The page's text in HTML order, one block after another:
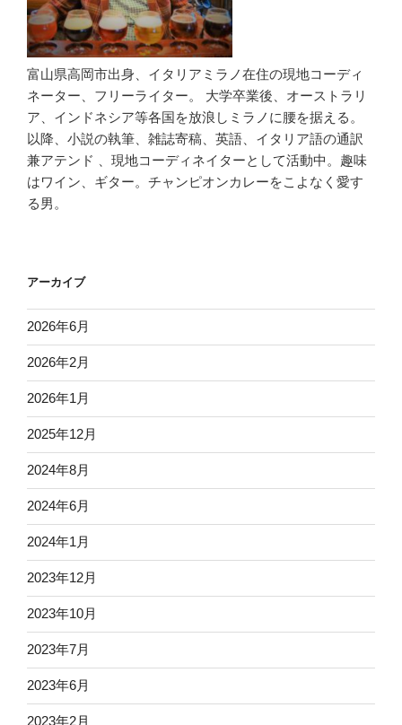
富山県高岡市出身、イタリアミラノ在住の現地コーディ
ネーター、フリーライター。 大学卒業後、オーストラリ
ア、インドネシア等各国を放浪しミラノに腰を据える。
以降、小説の執筆、雑誌寄稿、英語、イタリア語の通訳
兼アテンド 、現地コーディネイターとして活動中。趣味
はワイン、ギター。チャンピオンカレーをこよなく愛す
る男。
アーカイブ
2026年6月
2026年2月
2026年1月
2025年12月
2024年8月
2024年6月
2024年1月
2023年12月
2023年10月
2023年7月
2023年6月
2023年2月